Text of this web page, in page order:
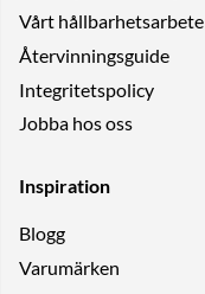
Vårt hållbarhetsarbete
Återvinningsguide
Integritetspolicy
Jobba hos oss
Inspiration
Blogg
Varumärken